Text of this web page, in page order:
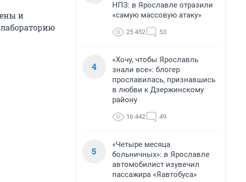
и
НПЗ: в Ярославле отразили
«самую массовую атаку»
25 452 53
4
«Хочу, чтобы Ярославль
знали все»: блогер
прославилась, признавшись
в любви к Дзержинскому
району
16 442 49
5
«Четыре месяца
больничных»: в Ярославле
автомобилист изувечил
пассажира «Яавтобуса»